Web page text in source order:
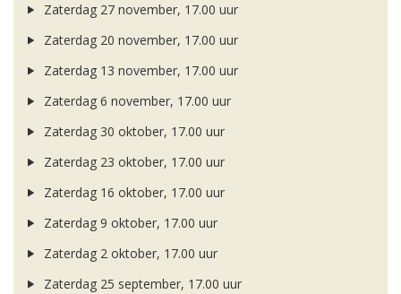
Zaterdag 27 november, 17.00 uur
Zaterdag 20 november, 17.00 uur
Zaterdag 13 november, 17.00 uur
Zaterdag 6 november, 17.00 uur
Zaterdag 30 oktober, 17.00 uur
Zaterdag 23 oktober, 17.00 uur
Zaterdag 16 oktober, 17.00 uur
Zaterdag 9 oktober, 17.00 uur
Zaterdag 2 oktober, 17.00 uur
Zaterdag 25 september, 17.00 uur